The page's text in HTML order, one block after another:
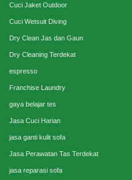
Cuci Jaket Outdoor
Cuci Wetsuit Diving
Dry Clean Jas dan Gaun
Dry Cleaning Terdekat
espresso
Franchise Laundry
gaya belajar tes
Jasa Cuci Harian
jasa ganti kulit sofa
Jasa Perawatan Tas Terdekat
jasa reparasi sofa